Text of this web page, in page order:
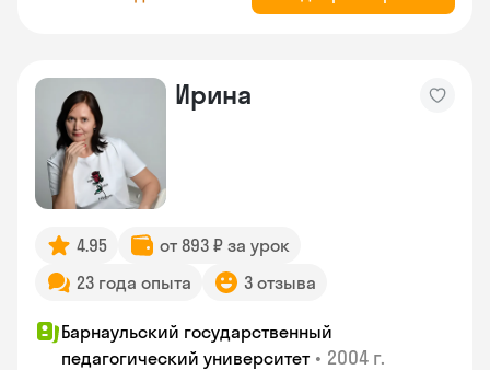
Ирина
4.95
от 893 ₽ за урок
23 года опыта
3 отзыва
Барнаульский государственный
педагогический университет • 2004 г.